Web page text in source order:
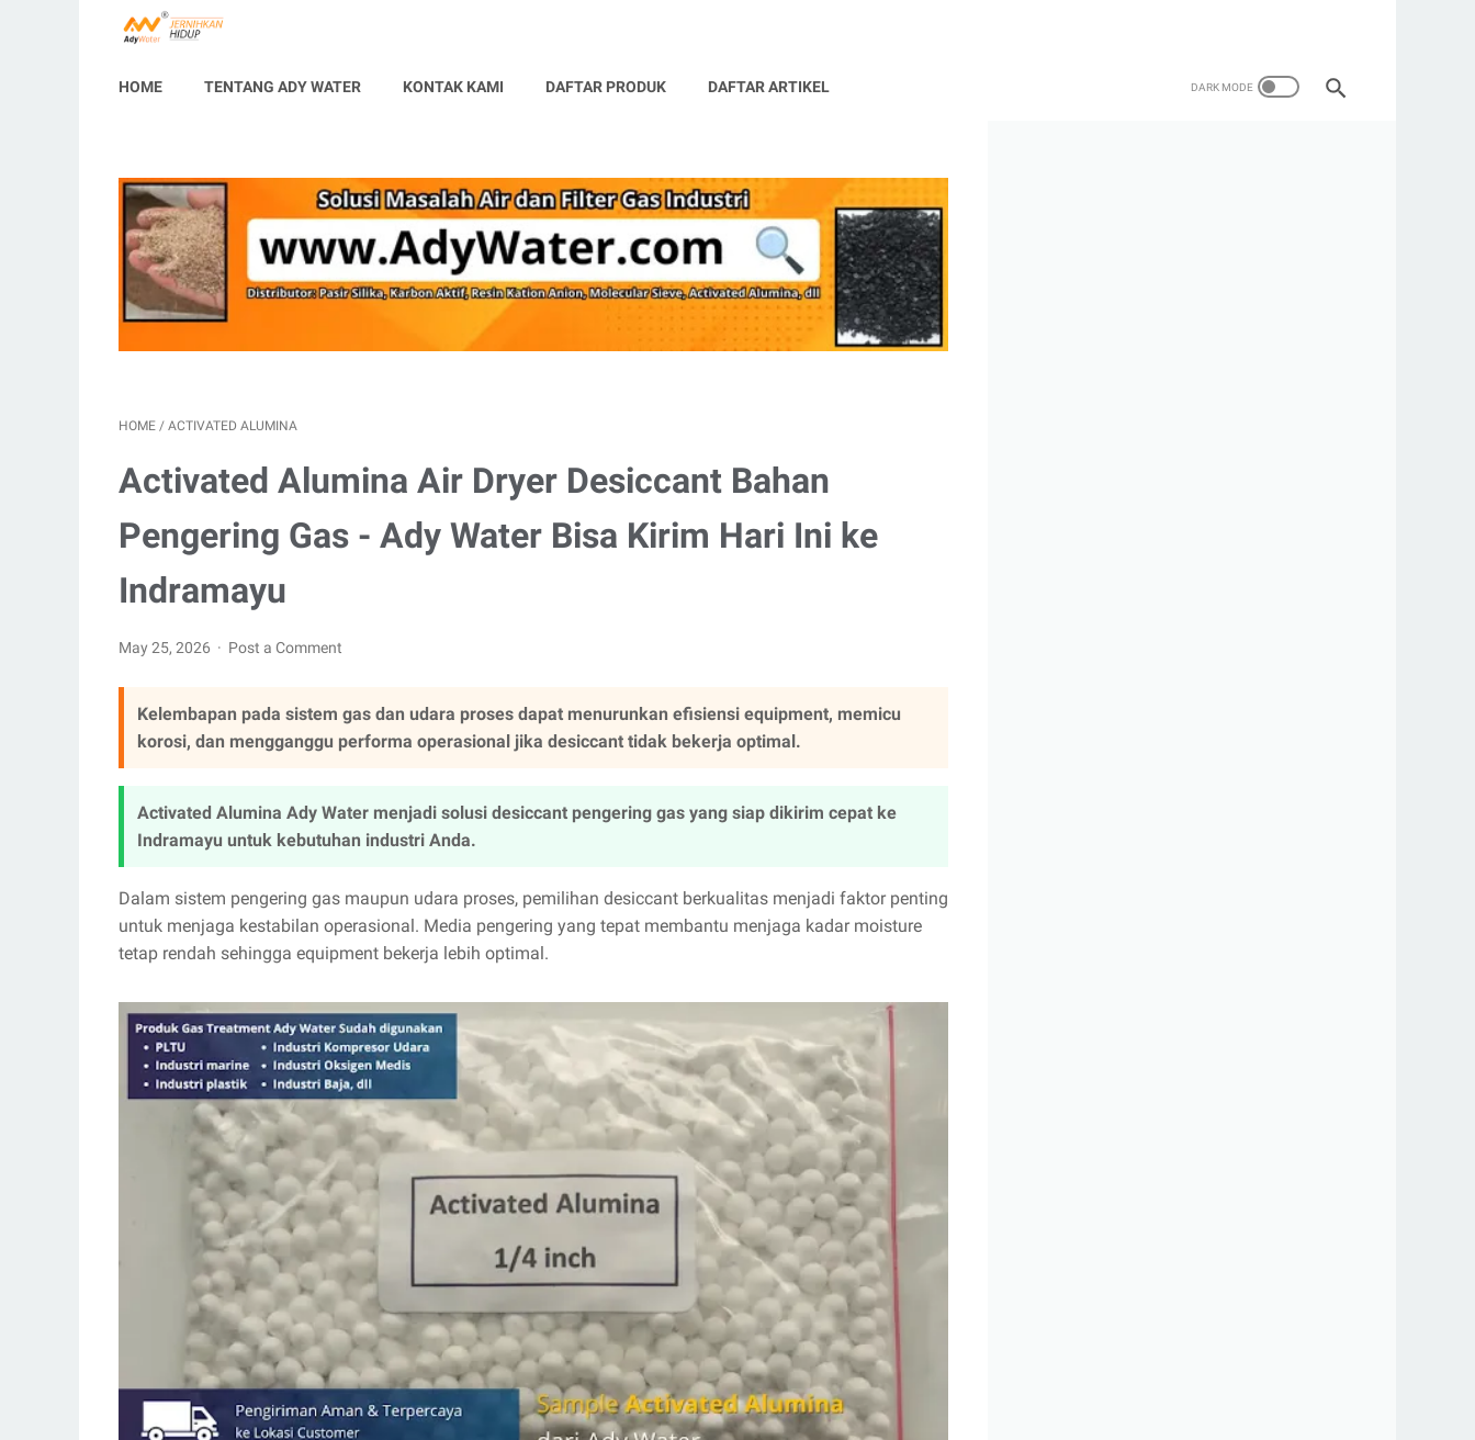
HOME TENTANG ADY WATER KONTAK KAMI DAFTAR PRODUK DAFTAR ARTIKEL
HOME / ACTIVATED ALUMINA
Activated Alumina Air Dryer Desiccant Bahan
Pengering Gas - Ady Water Bisa Kirim Hari Ini ke
Indramayu
May 25, 2026 Post a Comment
Kelembapan pada sistem gas dan udara proses dapat menurunkan efisiensi equipment, memicu
korosi, dan mengganggu performa operasional jika desiccant tidak bekerja optimal.
Activated Alumina Ady Water menjadi solusi desiccant pengering gas yang siap dikirim cepat ke
Indramayu untuk kebutuhan industri Anda.
Dalam sistem pengering gas maupun udara proses, pemilihan desiccant berkualitas menjadi faktor penting
untuk menjaga kestabilan operasional. Media pengering yang tepat membantu menjaga kadar moisture
tetap rendah sehingga equipment bekerja lebih optimal.